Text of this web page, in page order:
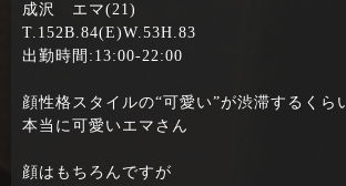
成沢 エマ(21)
T.152B.84(E)W.53H.83
出勤時間:13:00-22:00
顔性格スタイルの“可愛い”が渋滞するくら
本当に可愛いエマさん
顔はもちろんですが